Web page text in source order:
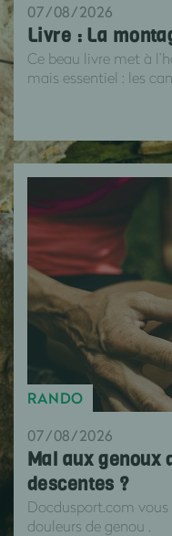
07/08/2026
Livre : La
Ce beau livre met à
mais essentiel : les
RANDO
07/08/2026
Mal aux genoux
descentes ?
Docdusport.com
douleurs de genou .